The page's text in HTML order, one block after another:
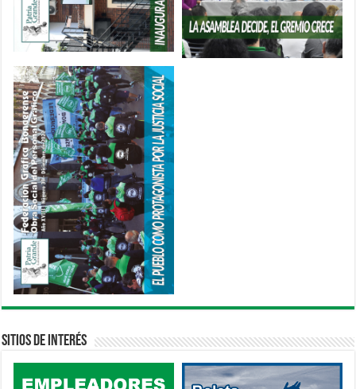
Sitios de interés